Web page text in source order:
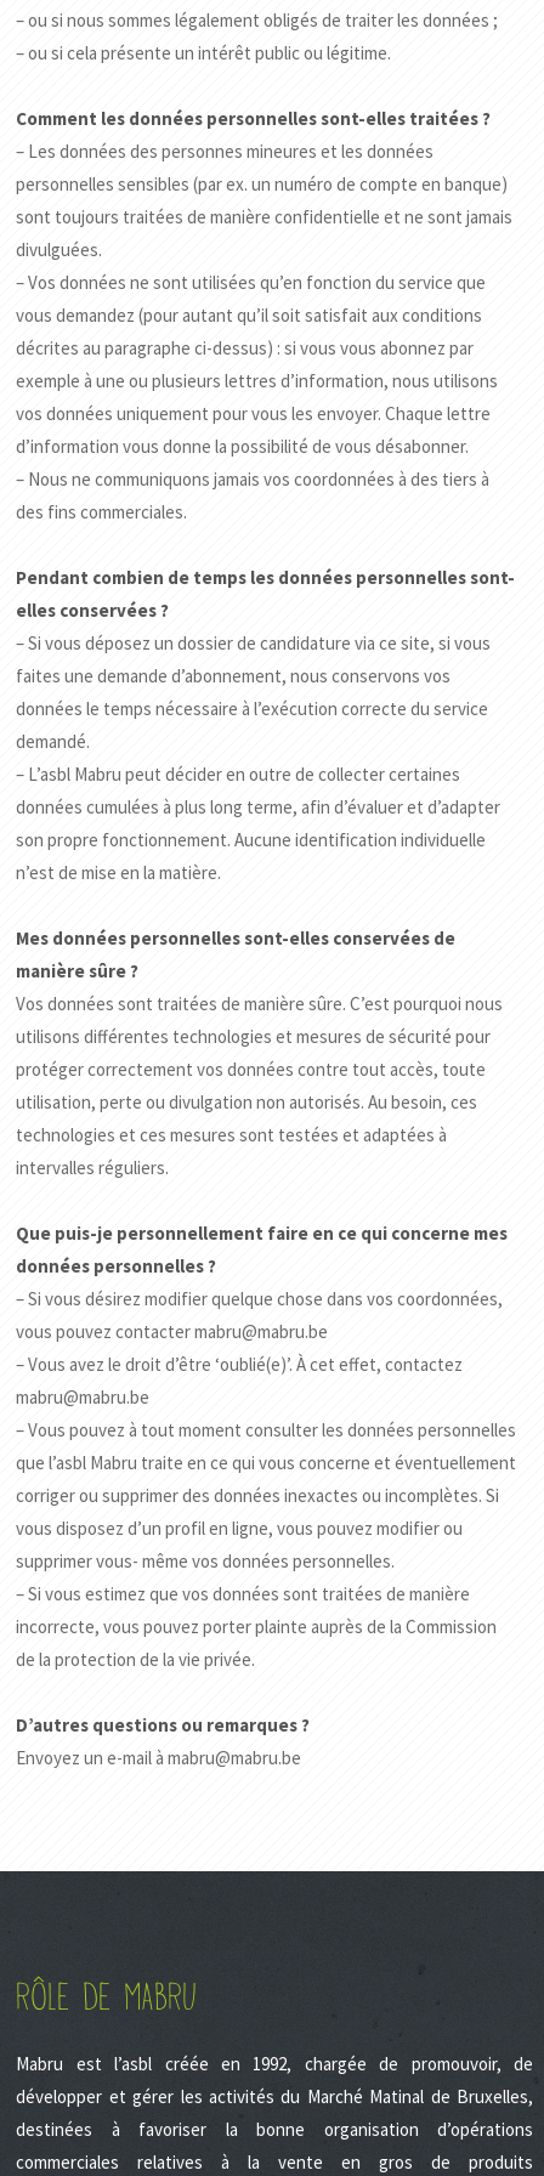
– ou si nous sommes légalement obligés de traiter les données ;
– ou si cela présente un intérêt public ou légitime.
Comment les données personnelles sont-elles traitées ?
– Les données des personnes mineures et les données
personnelles sensibles (par ex. un numéro de compte en banque)
sont toujours traitées de manière confidentielle et ne sont jamais
divulguées.
– Vos données ne sont utilisées qu’en fonction du service que
vous demandez (pour autant qu’il soit satisfait aux conditions
décrites au paragraphe ci-dessus) : si vous vous abonnez par
exemple à une ou plusieurs lettres d’information, nous utilisons
vos données uniquement pour vous les envoyer. Chaque lettre
d’information vous donne la possibilité de vous désabonner.
– Nous ne communiquons jamais vos coordonnées à des tiers à
des fins commerciales.
Pendant combien de temps les données personnelles sont-
elles conservées ?
– Si vous déposez un dossier de candidature via ce site, si vous
faites une demande d’abonnement, nous conservons vos
données le temps nécessaire à l’exécution correcte du service
demandé.
– L’asbl Mabru peut décider en outre de collecter certaines
données cumulées à plus long terme, afin d’évaluer et d’adapter
son propre fonctionnement. Aucune identification individuelle
n’est de mise en la matière.
Mes données personnelles sont-elles conservées de
manière sûre ?
Vos données sont traitées de manière sûre. C’est pourquoi nous
utilisons différentes technologies et mesures de sécurité pour
protéger correctement vos données contre tout accès, toute
utilisation, perte ou divulgation non autorisés. Au besoin, ces
technologies et ces mesures sont testées et adaptées à
intervalles réguliers.
Que puis-je personnellement faire en ce qui concerne mes
données personnelles ?
– Si vous désirez modifier quelque chose dans vos coordonnées,
vous pouvez contacter mabru@mabru.be
– Vous avez le droit d’être ‘oublié(e)’. À cet effet, contactez
mabru@mabru.be
– Vous pouvez à tout moment consulter les données personnelles
que l’asbl Mabru traite en ce qui vous concerne et éventuellement
corriger ou supprimer des données inexactes ou incomplètes. Si
vous disposez d’un profil en ligne, vous pouvez modifier ou
supprimer vous- même vos données personnelles.
– Si vous estimez que vos données sont traitées de manière
incorrecte, vous pouvez porter plainte auprès de la Commission
de la protection de la vie privée.
D’autres questions ou remarques ?
Envoyez un e-mail à mabru@mabru.be
RÔLE DE MABRU
Mabru est l’asbl créée en 1992, chargée de promouvoir, de
développer et gérer les activités du Marché Matinal de Bruxelles,
destinées à favoriser la bonne organisation d’opérations
commerciales relatives à la vente en gros de produits